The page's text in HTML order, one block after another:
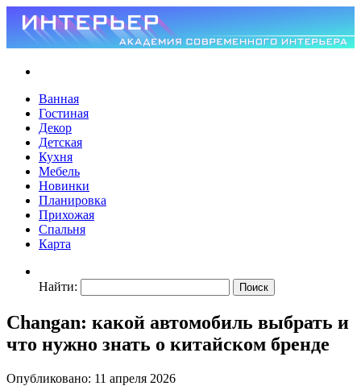
Ванная
Гостиная
Декор
Детская
Кухня
Мебель
Новинки
Планировка
Прихожая
Спальня
Карта
Найти:
Changan: какой автомобиль выбрать и
что нужно знать о китайском бренде
Опубликовано: 11 апреля 2026